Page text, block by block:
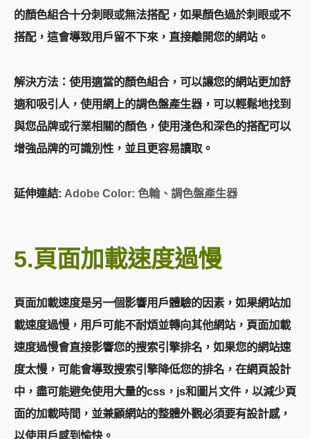
的顏色組合十分刺眼或無法搭配，如果顏色過於刺眼或不
搭配，這會導致用戶留不下來，直接離開您的網站。
解決方法：使用適當的顏色組合，可以讓您的網站更加舒
適和吸引人，使用網上的調色盤產生器，可以輕鬆地找到
與您品牌或行業相關的顏色，使用淺色和深色的搭配可以
增強品牌的可識別性，並且更容易讀取。
延伸連結: Adobe Color: 色輪、調色盤產生器
5.頁面加載速度過慢
頁面加載速度是另一個影響用戶體驗的因素，如果網站加
載速度過慢，用戶可能不耐煩並轉向其他網站，頁面加載
速度過慢會直接影響您的搜索引擎排名，如果您的網站速
度太慢，可能會導致搜索引擎降低您的排名，在網頁設計
中，盡可能避免使用大量的css，js和圖片文件，以減少頁
面的加載時間，並兼顧網站的整體外觀必須要有設計感，
以使用戶感到愉快。